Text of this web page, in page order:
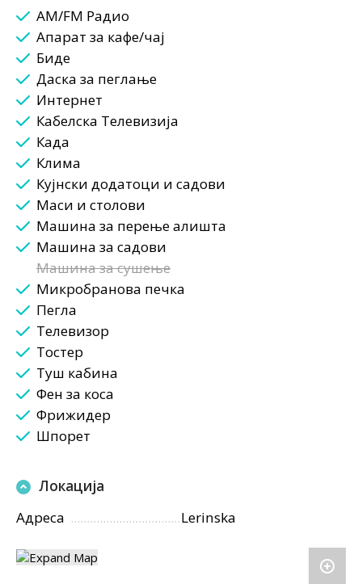
AM/FM Радио
Апарат за кафе/чај
Биде
Даска за пеглање
Интернет
Кабелска Телевизија
Када
Клима
Кујнски додатоци и садови
Маси и столови
Машина за перење алишта
Машина за садови
Машина за сушење
Микробранова печка
Пегла
Телевизор
Тостер
Туш кабина
Фен за коса
Фрижидер
Шпорет
Локација
Адреса
Lerinska